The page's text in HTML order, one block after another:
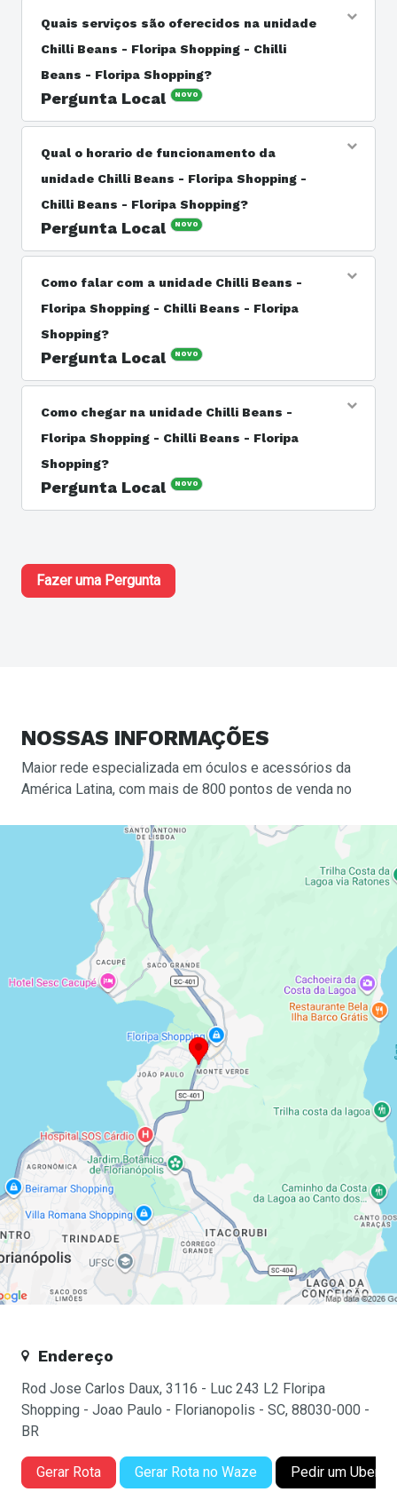
Quais serviços são oferecidos na unidade
Chilli Beans - Floripa Shopping - Chilli
Beans - Floripa Shopping?
Pergunta Local NOVO
Resposta do Responsável: Os serviços oferecidos são
acessórios da América Latina, com mais de 800 pontos
de venda no Brasil e pelo mundo.
Qual o horario de funcionamento da
unidade Chilli Beans - Floripa Shopping -
Chilli Beans - Floripa Shopping?
Pergunta Local NOVO
Resposta do Responsável: A unidade Chilli Beans -
aberta domingo das 12:00 às 20:00, segunda a sábado
das 10:00 às 22:00.
Como falar com a unidade Chilli Beans -
Floripa Shopping - Chilli Beans - Floripa
Shopping?
Pergunta Local NOVO
Resposta do Responsável: Você pode entrar em contato
Beans - Floripa Shopping pelo telefone (48) 99939-5466
ou pelo site https://chillibeans.business.monster/chilli-
beans-joao-paulo-florianopolis-sc-55388.
Como chegar na unidade Chilli Beans -
Floripa Shopping - Chilli Beans - Floripa
Shopping?
Pergunta Local NOVO
Resposta do Responsável: A unidade Chilli Beans -
Joao Paulo, Florianopolis - SC, BR
Fazer uma Pergunta
NOSSAS INFORMAÇÕES
Maior rede especializada em óculos e acessórios da
América Latina, com mais de 800 pontos de venda no
Endereço
Rod Jose Carlos Daux, 3116 - Luc 243 L2 Floripa
Shopping - Joao Paulo - Florianopolis - SC, 88030-000 -
BR
Gerar Rota Gerar Rota no Waze Pedir um Uber